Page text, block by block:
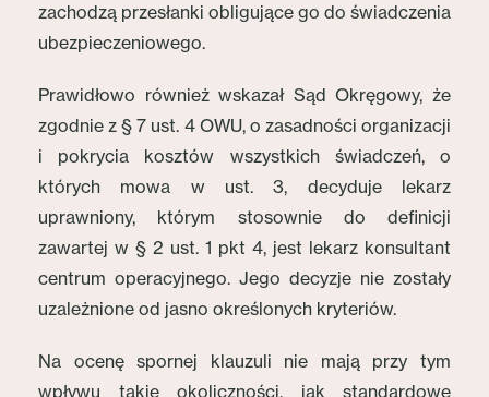
zachodzą przesłanki obligujące go do świadczenia
ubezpieczeniowego.
Prawidłowo również wskazał Sąd Okręgowy, że
zgodnie z § 7 ust. 4 OWU, o zasadności organizacji
i pokrycia kosztów wszystkich świadczeń, o
których mowa w ust. 3, decyduje lekarz
uprawniony, którym stosownie do definicji
zawartej w § 2 ust. 1 pkt 4, jest lekarz konsultant
centrum operacyjnego. Jego decyzje nie zostały
uzależnione od jasno określonych kryteriów.
Na ocenę spornej klauzuli nie mają przy tym
wpływu takie okoliczności, jak standardowe